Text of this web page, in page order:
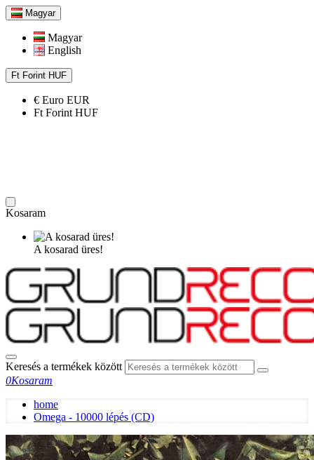
Magyar
Magyar
English
Ft Forint HUF
€ Euro EUR
Ft Forint HUF
Kosaram
A kosarad üres!
Keresés a termékek között
0Kosaram
home
Omega - 10000 lépés (CD)